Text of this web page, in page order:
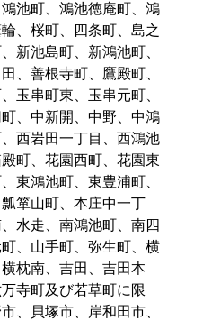
池町、鴻池徳庵町、鴻
、桜町、四条町、島之
新池島町、新鴻池町、
、善根寺町、鷹殿町、
玉串町東、玉串元町、
、中新開、中野、中鴻
西岩田一丁目、西鴻池
町、花園西町、花園東
東鴻池町、東豊浦町、
箪山町、本庄中一丁
水走、南鴻池町、南四
、山手町、弥生町、横
枕南、吉田、吉田本
寺町及び若草町に限
、貝塚市、岸和田市、